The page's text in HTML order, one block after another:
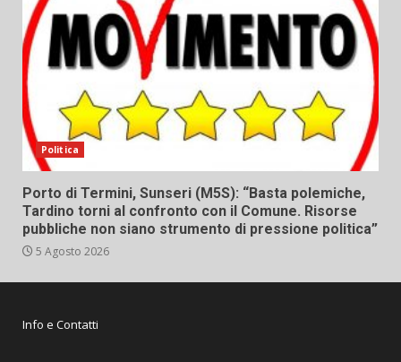
Politica
Porto di Termini, Sunseri (M5S): “Basta polemiche,
Tardino torni al confronto con il Comune. Risorse
pubbliche non siano strumento di pressione politica”
5 Agosto 2026
Info e Contatti